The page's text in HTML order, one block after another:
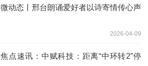
微动态丨邢台朗诵爱好者以诗寄情传心声
2026-04-09
焦点速讯：中赋科技：距离“中环转2”停